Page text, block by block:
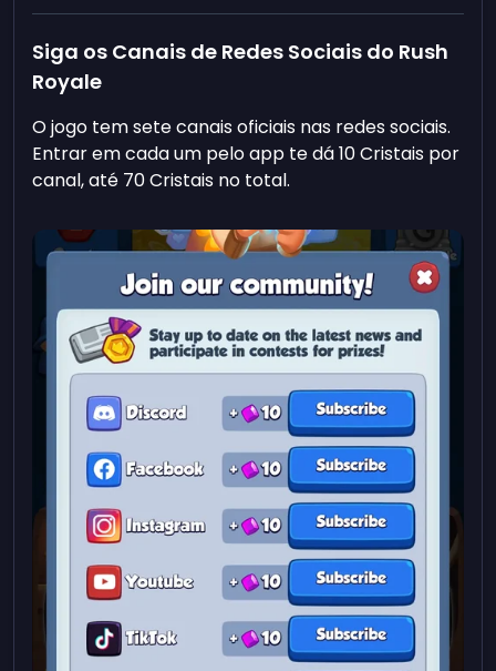
Siga os Canais de Redes Sociais do Rush
Royale
O jogo tem sete canais oficiais nas redes sociais.
Entrar em cada um pelo app te dá 10 Cristais por
canal, até 70 Cristais no total.